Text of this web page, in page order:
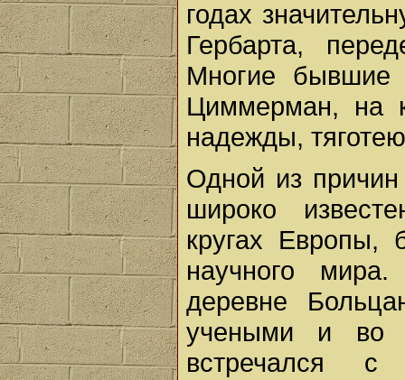
годах
Гербарта,
Многие бывшие
Циммерман, на
надежды,
Одной из
широко
кругах Европы,
научного
деревне
учеными и во
встречался с